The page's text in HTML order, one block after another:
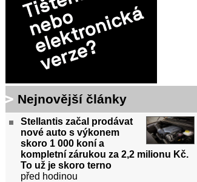
Nejnovější články
Stellantis začal prodávat
nové auto s výkonem
skoro 1 000 koní a
kompletní zárukou za 2,2 milionu Kč.
To už je skoro terno
před hodinou